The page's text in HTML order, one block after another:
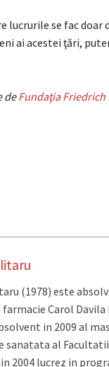
lucrurile se fac doar
ai acestei ţări,
deFundaţia Friedrich
(1978) este
farmacie Carol
in 2009 al
sanatata al
2004 lucrez in